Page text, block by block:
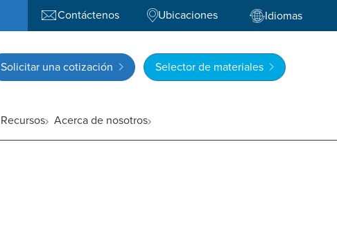
Contáctenos Ubicaciones Idiomas
Solicitar una cotización Selector de materiales
Recursos Acerca de nosotros